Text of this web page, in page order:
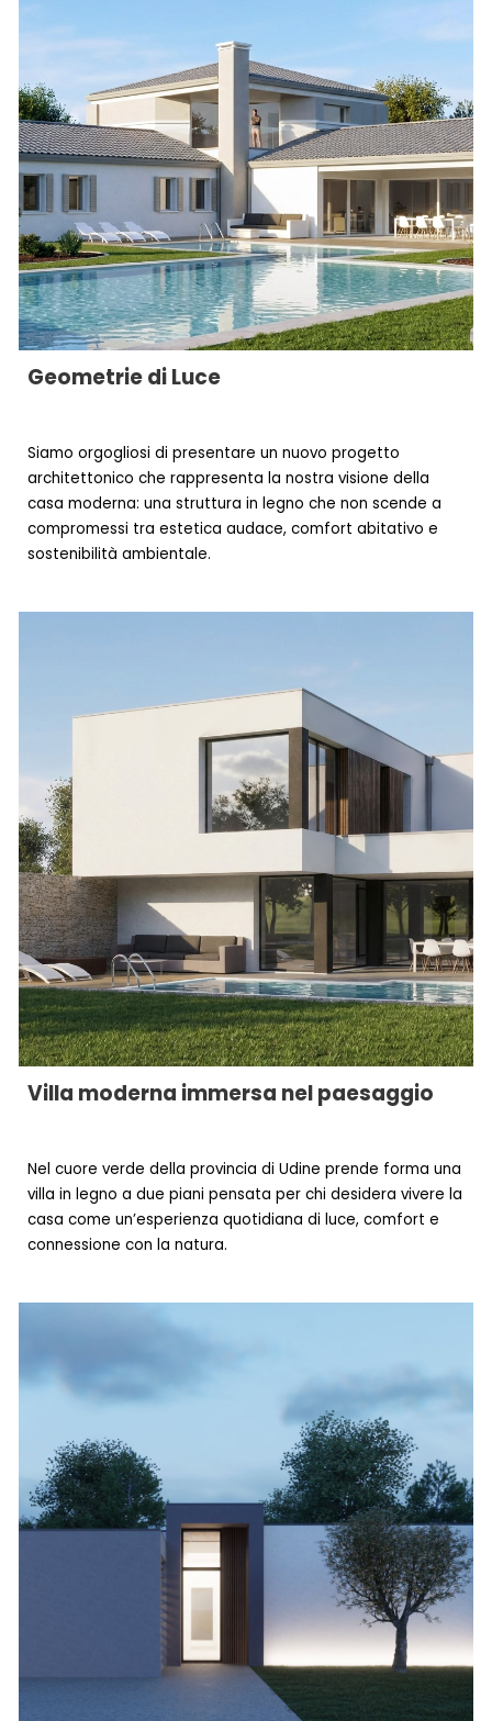
Geometrie di Luce
Siamo orgogliosi di presentare un nuovo progetto
architettonicocherappresenta la nostra visione della
casa moderna: una struttura in legno che non scende a
compromessi tra estetica audace, comfort abitativo e
sostenibilità ambientale.
Villa moderna immersa nel paesaggio
Nel cuore verde della provincia di Udine prende forma una
villa in legno a due piani pensata per chi desidera vivere la
casa come un’esperienza quotidiana di luce, comfort e
connessione con la natura.